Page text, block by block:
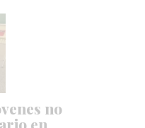
no
en